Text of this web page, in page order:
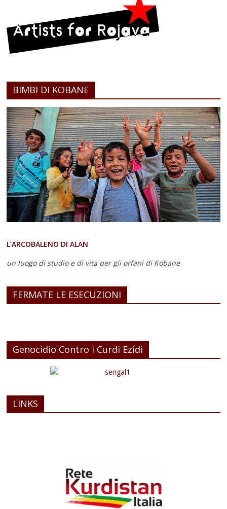
BIMBI DI KOBANE
L’ARCOBALENO DI ALAN
un luogo di studio e di vita per gli orfani di Kobane
FERMATE LE ESECUZIONI
Genocidio Contro i Curdi Ezidi
LINKS